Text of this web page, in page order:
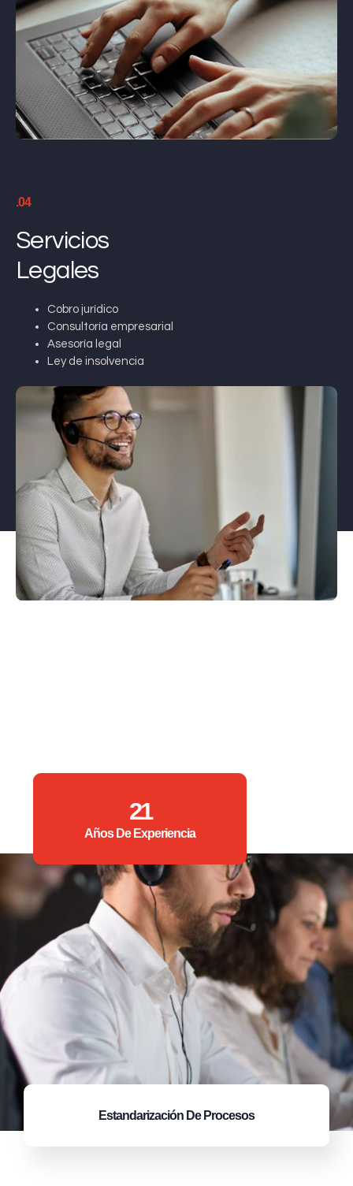
.04
Servicios
Legales
Cobro jurídico
Consultoría empresarial
Asesoría legal
Ley de insolvencia
21
Años De Experiencia
Estandarización De Procesos